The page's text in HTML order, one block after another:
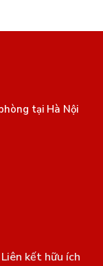
tại Hà Nội
Liên kết hữu ích